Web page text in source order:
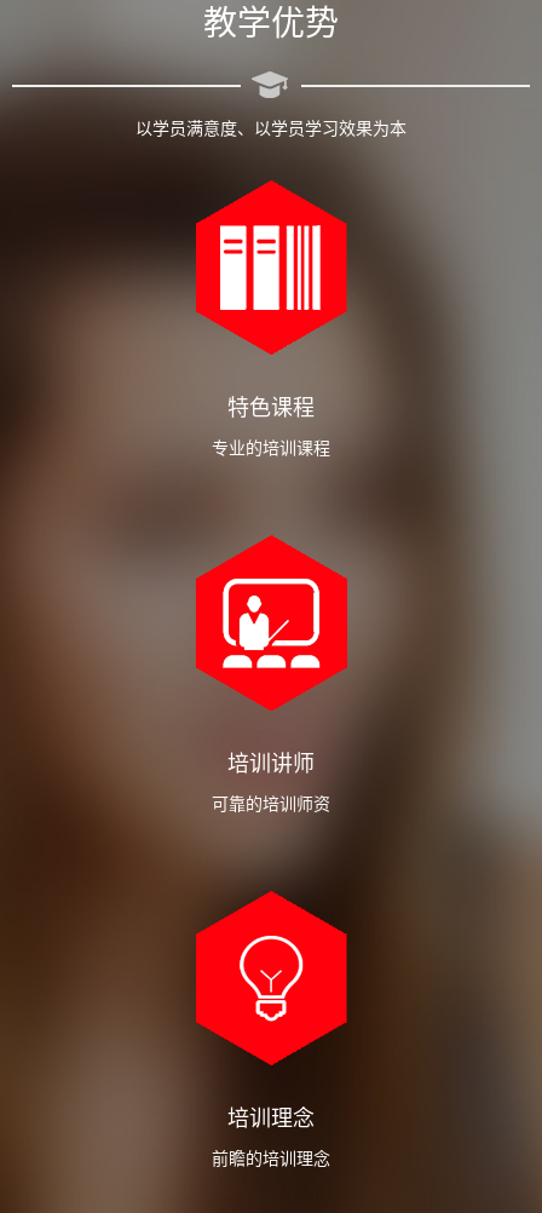
教学优势
以学员满意度、以学员学习效果为本
特色课程
专业的培训课程
培训讲师
可靠的培训师资
培训理念
前瞻的培训理念